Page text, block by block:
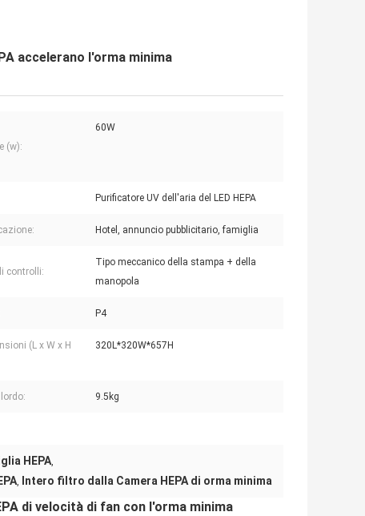
accelerano l'orma minima
(w):
60W
Purificatore UV dell'aria del LED HEPA
Hotel, annuncio pubblicitario, famiglia
controlli:
Tipo meccanico della stampa + della
manopola
P4
(L x W x H
320L*320W*657H
9.5kg
HEPA,
, Intero filtro dalla Camera HEPA di orma minima
di velocità di fan con l'orma minima